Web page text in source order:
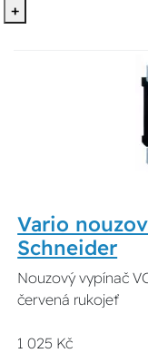
+
Vario
Schneider
Nouzový vypínač
červená rukojeť
1 025 Kč